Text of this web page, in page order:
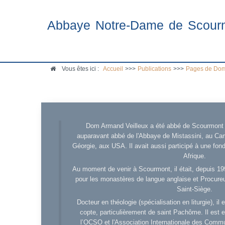
Abbaye Notre-Dame de
Vous êtes ici : Accueil >>> Publications >>> Pages de
Dom Armand Veilleux a été abbé de
auparavant abbé de l'Abbaye de Mistassini, au
Géorgie, aux USA. Il avait aussi participé à une
Afrique.
Au moment de venir à Scourmont, il était, depuis
pour les monastères de langue anglaise et
Saint-Siège.
Docteur en théologie (spécialisation en liturgie), il
copte, particulièrement de saint Pachôme. Il est
l’OCSO et l'Association Internationale des